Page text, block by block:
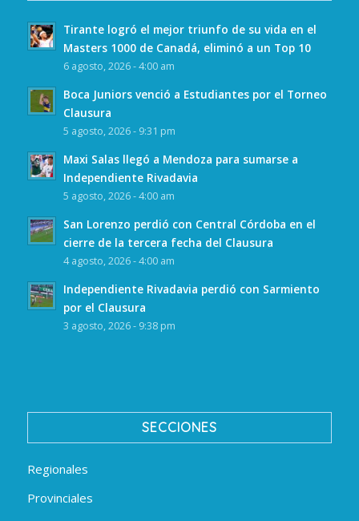
Tirante logró el mejor triunfo de su vida en el
Masters 1000 de Canadá, eliminó a un Top 10
6 agosto, 2026 - 4:00 am
Boca Juniors venció a Estudiantes por el Torneo
Clausura
5 agosto, 2026 - 9:31 pm
Maxi Salas llegó a Mendoza para sumarse a
Independiente Rivadavia
5 agosto, 2026 - 4:00 am
San Lorenzo perdió con Central Córdoba en el
cierre de la tercera fecha del Clausura
4 agosto, 2026 - 4:00 am
Independiente Rivadavia perdió con Sarmiento
por el Clausura
3 agosto, 2026 - 9:38 pm
SECCIONES
Regionales
Provinciales